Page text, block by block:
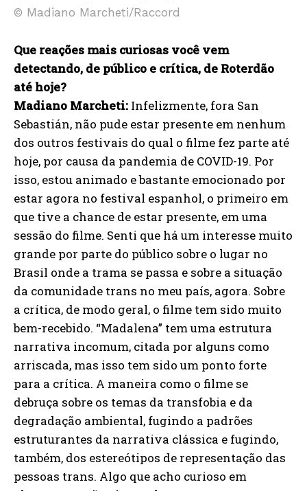
© Madiano Marcheti/Raccord
Que reações mais curiosas você vem
detectando, de público e crítica, de Roterdão
até hoje?
Madiano Marcheti: Infelizmente, fora San
Sebastián, não pude estar presente em nenhum
dos outros festivais do qual o filme fez parte até
hoje, por causa da pandemia de COVID-19. Por
isso, estou animado e bastante emocionado por
estar agora no festival espanhol, o primeiro em
que tive a chance de estar presente, em uma
sessão do filme. Senti que há um interesse muito
grande por parte do público sobre o lugar no
Brasil onde a trama se passa e sobre a situação
da comunidade trans no meu país, agora. Sobre
a crítica, de modo geral, o filme tem sido muito
bem-recebido. “Madalena” tem uma estrutura
narrativa incomum, citada por alguns como
arriscada, mas isso tem sido um ponto forte
para a crítica. A maneira como o filme se
debruça sobre os temas da transfobia e da
degradação ambiental, fugindo a padrões
estruturantes da narrativa clássica e fugindo,
também, dos estereótipos de representação das
pessoas trans. Algo que acho curioso em